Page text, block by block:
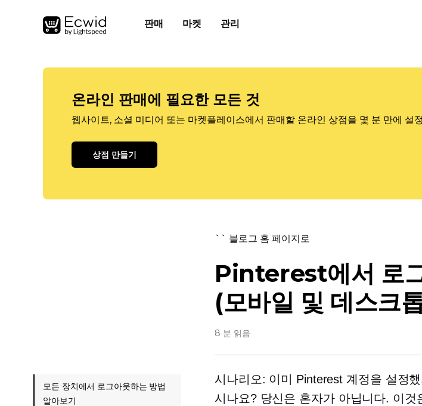
판매 마켓 관리
온라인 판매에 필요한 모든 것
웹사이트, 소셜 미디어 또는 마켓플레이스에서 판매할 온라인 상점을 몇 분 만에 설
상점 만들기
`` 블로그 홈 페이지로
Pinterest에서 로
(모바일 및 데스크
8 분 읽음
시나리오: 이미 Pinterest 계정을 설정
시나요? 당신은 혼자가 아닙니다. 이
모든 장치에서 로그아웃하는 방법
알아보기